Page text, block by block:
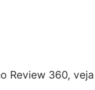
Review 360, veja